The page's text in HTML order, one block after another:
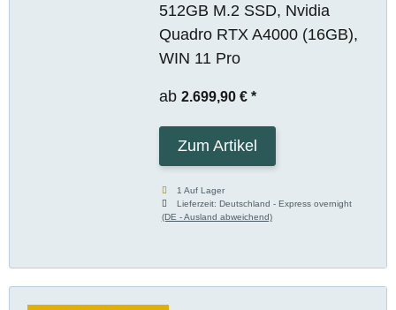
512GB M.2 SSD, Nvidia
Quadro RTX A4000 (16GB),
WIN 11 Pro
ab 2.699,90 € *
Zum Artikel
1 Auf Lager
Lieferzeit:Deutschland - Express overnight
(DE - Ausland abweichend)